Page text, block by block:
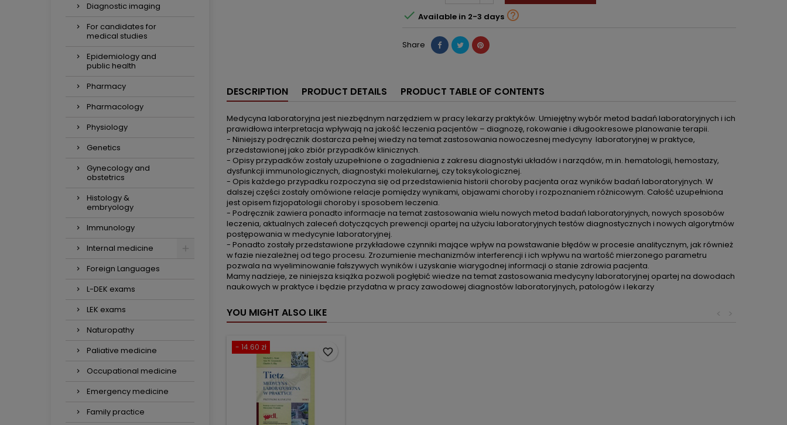
Diagnostic imaging
For candidates for
medical studies
Epidemiology and
public health
Pharmacy
Pharmacology
Physiology
Genetics
Gynecology and
obstetrics
Histology &
embryology
Immunology
Internal medicine
Foreign Languages
L-DEK exams
LEK exams
Naturopathy
Paliative medicine
Occupational medicine
Emergency medicine
Family practice
 Available in 2-3 days 
Share
DESCRIPTION PRODUCT DETAILS PRODUCT TABLE OF CONTENTS
Medycyna laboratoryjna jest niezbędnym narzędziem w pracy lekarzy praktyków. Umiejętny wybór metod badań laboratoryjnych i ich
prawidłowa interpretacja wpływają na jakość leczenia pacjentów – diagnozę, rokowanie i długookresowe planowanie terapii.
- Niniejszy podręcznik dostarcza pełnej wiedzy na temat zastosowania nowoczesnej medycyny laboratoryjnej w praktyce,
przedstawionej jako zbiór przypadków klinicznych.
- Opisy przypadków zostały uzupełnione o zagadnienia z zakresu diagnostyki układów i narządów, m.in. hematologii, hemostazy,
dysfunkcji immunologicznych, diagnostyki molekularnej, czy toksykologicznej.
- Opis każdego przypadku rozpoczyna się od przedstawienia historii choroby pacjenta oraz wyników badań laboratoryjnych. W
dalszej części zostały omówione relacje pomiędzy wynikami, objawami choroby i rozpoznaniem różnicowym. Całość uzupełniona
jest opisem fizjopatologii choroby i sposobem leczenia.
- Podręcznik zawiera ponadto informacje na temat zastosowania wielu nowych metod badań laboratoryjnych, nowych sposobów
leczenia, aktualnych zaleceń dotyczących prewencji opartej na użyciu laboratoryjnych testów diagnostycznych i nowych algorytmów
postępowania w medycynie laboratoryjnej.
- Ponadto zostały przedstawione przykładowe czynniki mające wpływ na powstawanie błędów w procesie analitycznym, jak również
w fazie niezależnej od tego procesu. Zrozumienie mechanizmów interferencji i ich wpływu na wartość mierzonego parametru
pozwala na wyeliminowanie fałszywych wyników i uzyskanie wiarygodnej informacji o stanie zdrowia pacjenta.
Mamy nadzieje, ze niniejsza książka pozwoli pogłębić wiedze na temat zastosowania medycyny laboratoryjnej opartej na dowodach
naukowych w praktyce i będzie przydatna w pracy zawodowej diagnostów laboratoryjnych, patologów i lekarzy
YOU MIGHT ALSO LIKE >
<
- 14.60 zł favorite_border